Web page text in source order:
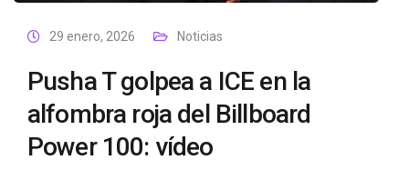
29 enero, 2026 Noticias
Pusha T golpea a ICE en la
alfombra roja del Billboard
Power 100: vídeo